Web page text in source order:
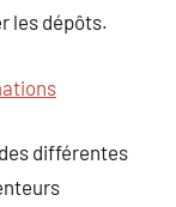
les dépôts.
différentes